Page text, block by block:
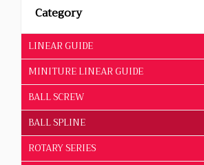
Category
LINEAR GUIDE
MINITURE LINEAR GUIDE
BALL SCREW
BALL SPLINE
ROTARY SERIES